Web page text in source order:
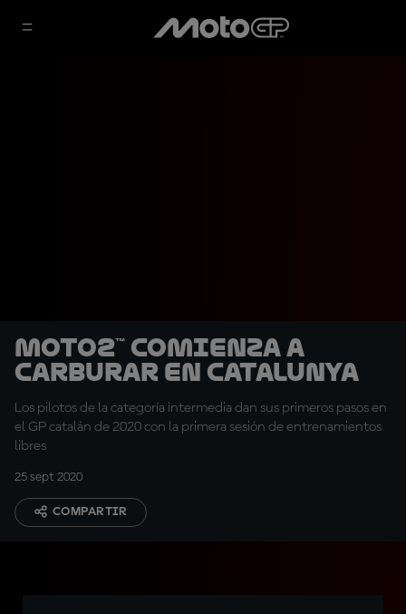
Moto2™ comienza a
carburar en Catalunya
Los pilotos de la categoría intermedia dan sus primeros pasos en
el GP catalán de 2020 con la primera sesión de entrenamientos
libres
25 sept 2020
COMPARTIR